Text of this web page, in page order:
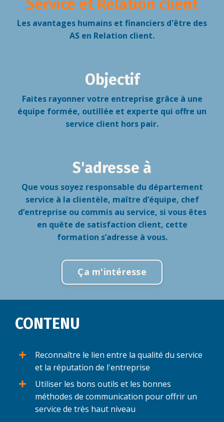
Service et Relation client
Les avantages humains et financiers d'être des
AS en Relation client.
Objectif
Faites rayonner votre entreprise grâce à une
équipe formée, outillée et experte qui offre un
service client hors pair.
S'adresse à
Que vous soyez responsable du département
service à la clientèle, maître d’équipe, chef
d’entreprise ou commis au service, si vous êtes
en quête de satisfaction client, cette
formation s’adresse à vous.
Ça m'intéresse
CONTENU
Reconnaître le lien entre la qualité du service
et la réputation de l'entreprise
Utiliser les bons outils et les bonnes
méthodes de communication pour offrir un
service de très haut niveau